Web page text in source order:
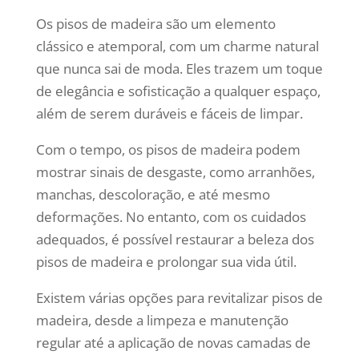
Os pisos de madeira são um elemento
clássico e atemporal, com um charme natural
que nunca sai de moda. Eles trazem um toque
de elegância e sofisticação a qualquer espaço,
além de serem duráveis e fáceis de limpar.
Com o tempo, os pisos de madeira podem
mostrar sinais de desgaste, como arranhões,
manchas, descoloração, e até mesmo
deformações. No entanto, com os cuidados
adequados, é possível restaurar a beleza dos
pisos de madeira e prolongar sua vida útil.
Existem várias opções para revitalizar pisos de
madeira, desde a limpeza e manutenção
regular até a aplicação de novas camadas de